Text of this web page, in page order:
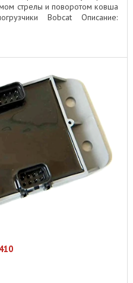
стрелы и поворотом ковша
Bobcat Описание: